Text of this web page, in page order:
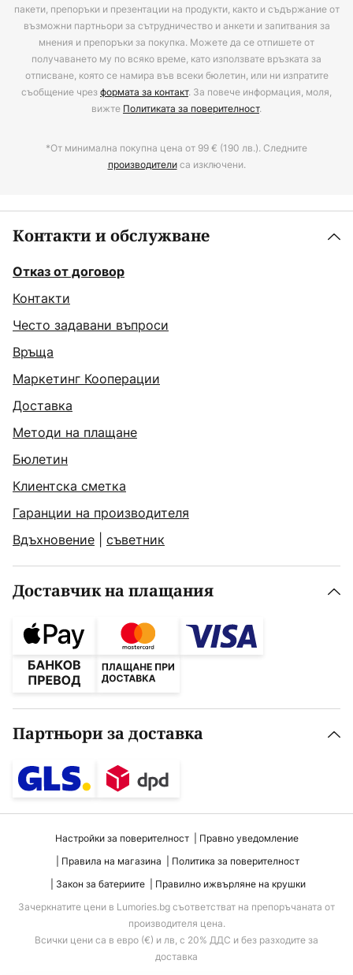
пакети, препоръки и презентации на продукти, както и съдържание от
възможни партньори за сътрудничество и анкети и запитвания за
мнения и препоръки за покупка. Можете да се отпишете от
получаването му по всяко време, като използвате връзката за
отписване, която се намира във всеки бюлетин, или ни изпратите
съобщение чрезформата за контакт. За повече информация, моля,
вижте Политиката за поверителност.
*От минимална покупна цена от 99 € (190 лв.). Следните
производителиса изключени.
Контакти и обслужване
Отказ от договор
Контакти
Често задавани въпроси
Връща
Маркетинг Кооперации
Доставка
Методи на плащане
Бюлетин
Клиентска сметка
Гаранции на производителя
Вдъхновение
съветник
Доставчик на плащания
Партньори за доставка
Настройки за поверителност
Правно уведомление
Правила на магазина
Политика за поверителност
Закон за батериите
Правилно ижвърляне на крушки
Зачеркнатите цени в Lumories.bg съответстват на препоръчаната от
производителя цена.
Всички цени са в евро (€) и лв, с 20% ДДС и без разходите за
доставка